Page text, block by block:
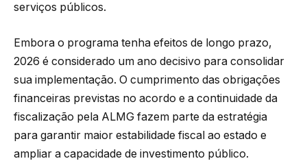
serviços públicos.
Embora o programa tenha efeitos de longo prazo,
2026 é considerado um ano decisivo para consolidar
sua implementação. O cumprimento das obrigações
financeiras previstas no acordo e a continuidade da
fiscalização pela ALMG fazem parte da estratégia
para garantir maior estabilidade fiscal ao estado e
ampliar a capacidade de investimento público.